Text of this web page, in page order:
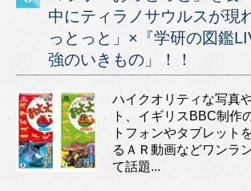
中にティラノサウルスが現
っとっと」×『学研の図鑑
強のいきもの」！！
ハイクオリティな写真
ト、イギリスBBC制作
トフォンやタブレット
るＡＲ動画などワンラ
て話題...